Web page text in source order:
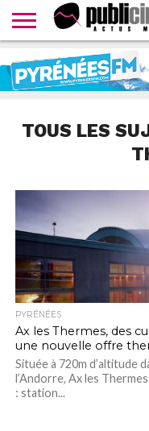
CONTACTER
LA
RÉDACTION
HOMEPAGE
NEWSLETTER
PROPOSER
UN
COMMUNIQUÉ
WEBTV
PUBLICIMESTV
TOUS LES
PYRÉNÉES
Ax les Thermes, des
une nouvelle offre
Située à 720m d’altitude
l’Andorre, Ax les
: station...